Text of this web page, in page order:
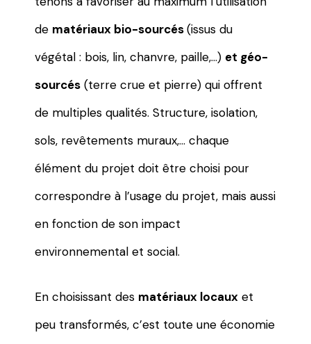
de matériaux bio-sourcés(issus du
végétal : bois, lin, chanvre, paille,…) et géo-
sourcés (terre crue et pierre) qui offrent
de multiples qualités. Structure, isolation,
sols, revêtements muraux,… chaque
élément du projet doit être choisi pour
correspondre à l’usage du projet, mais aussi
en fonction de son impact
environnemental et social.
En choisissant des matériaux locaux et
peu transformés, c’est toute une économie